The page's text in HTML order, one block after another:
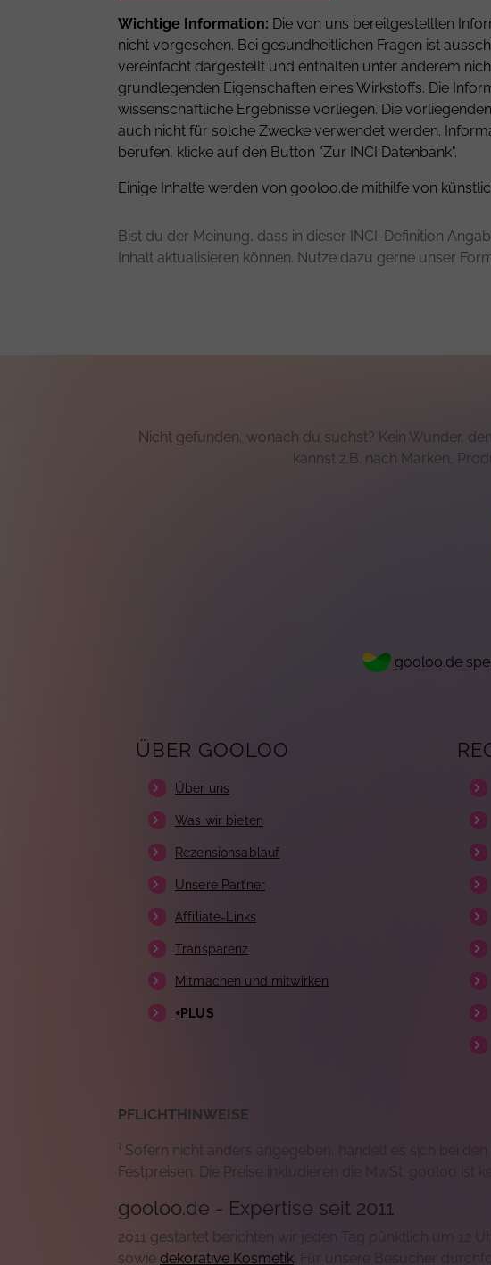
Wichtige Information: Die von uns bereitgestellten
nicht vorgesehen. Bei gesundheitlichen Fragen ist
vereinfacht dargestellt und enthalten unter anderem
grundlegenden Eigenschaften eines Wirkstoffs. Die
wissenschaftliche Ergebnisse vorliegen. Die
auch nicht für solche Zwecke verwendet werden.
berufen, klicke auf den Button "Zur INCI Datenbank".
Einige Inhalte werden von gooloo.de mithilfe von
Bist du der Meinung, dass in dieser INCI-Definition
Inhalt aktualisieren können. Nutze dazu gerne unser
Nicht gefunden, wonach du suchst? Kein Wunder,
kannst z.B. nach Marken,
gooloo.de
ÜBER GOOLOO
Über uns
Was wir bieten
Rezensionsablauf
Unsere Partner
Affiliate-Links
Transparenz
Mitmachen und mitwirken
+PLUS
PFLICHTHINWEISE
¹ Sofern nicht anders angegeben, handelt es sich bei
Festpreisen. Die Preise inkludieren die MwSt. gooloo ist
gooloo.de - Expertise seit 2011
2011 gestartet berichten wir jeden Tag pünktlich um 12
sowie dekorative Kosmetik . Für unsere Besucher